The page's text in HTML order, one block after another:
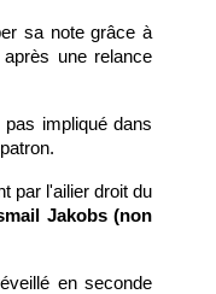
sa note grâce à
une relance
impliqué dans
par l'ailier droit du
Jakobs (non
en seconde